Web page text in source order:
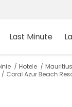
Last Minute
Hotele Mauritius
Coral Azur Beach